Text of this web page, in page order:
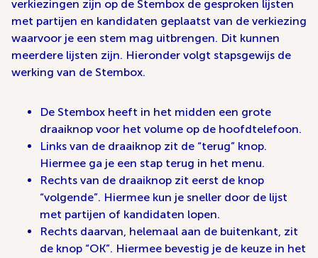
verkiezingen zijn op de Stembox de gesproken lijsten
met partijen en kandidaten geplaatst van de verkiezing
waarvoor je een stem mag uitbrengen. Dit kunnen
meerdere lijsten zijn. Hieronder volgt stapsgewijs de
werking van de Stembox.
De Stembox heeft in het midden een grote
draaiknop voor het volume op de hoofdtelefoon.
Links van de draaiknop zit de “terug” knop.
Hiermee ga je een stap terug in het menu.
Rechts van de draaiknop zit eerst de knop
“volgende”. Hiermee kun je sneller door de lijst
met partijen of kandidaten lopen.
Rechts daarvan, helemaal aan de buitenkant, zit
de knop “OK”. Hiermee bevestig je de keuze in het